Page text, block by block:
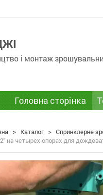
і монтаж
Головна сторінка
> Каталог > Спринклерне
на четырех опорах для